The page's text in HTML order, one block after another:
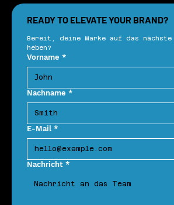
READY TO ELEVATE YOUR BRAND?
Bereit, deine Marke auf das nächste
heben?
Vorname *
Nachname *
E-Mail *
Nachricht *